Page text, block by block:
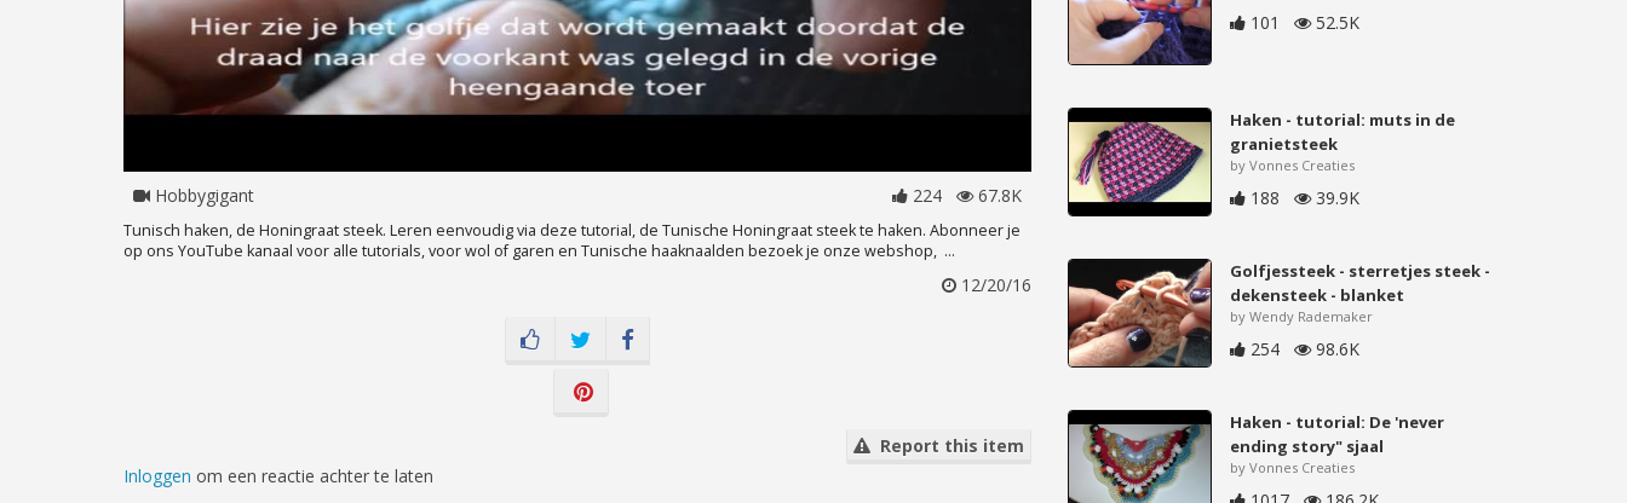
Hobbygigant 224 67.8K
Tunisch haken, de Honingraat steek. Leren eenvoudig via deze tutorial, de Tunische Honingraat steek te haken. Abonneer je
op ons YouTube kanaal voor alle tutorials, voor wol of garen en Tunische haaknaalden bezoek je onze webshop, ...
12/20/16
Report this item
Inloggen om een reactie achter te laten
101 52.5K
Haken - tutorial: muts in de
granietsteek
by Vonnes Creaties
188 39.9K
Golfjessteek - sterretjes steek -
dekensteek - blanket
by Wendy Rademaker
254 98.6K
Haken - tutorial: De 'never
ending story" sjaal
by Vonnes Creaties